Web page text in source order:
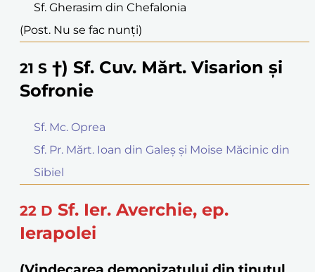
Sf. Gherasim din Chefalonia
(Post. Nu se fac nunți)
21 S †) Sf. Cuv. Mărt. Visarion și
Sofronie
Sf. Mc. Oprea
Sf. Pr. Mărt. Ioan din Galeș și Moise Măcinic din
Sibiel
22 D Sf. Ier. Averchie, ep.
Ierapolei